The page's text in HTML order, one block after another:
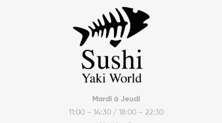
Mardi à Jeudi
11:00 – 14:30 / 18:00 – 22:30